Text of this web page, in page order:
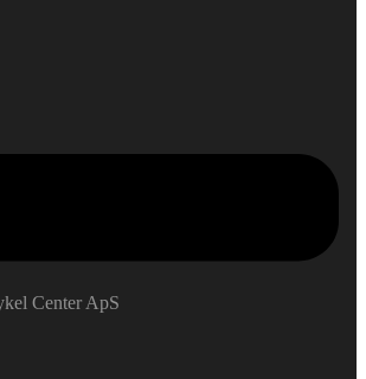
Center ApS